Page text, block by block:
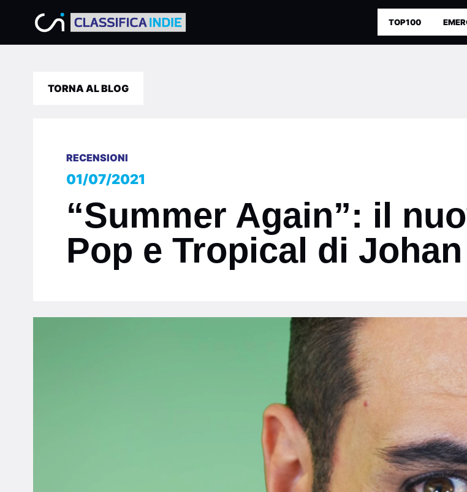
TOP100
TORNA AL BLOG
RECENSIONI
01/07/2021
“Summer Again”: il
Pop e Tropical di